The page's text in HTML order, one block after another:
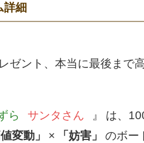
詳細
ゼント、本当に最後まで
ら サンタさん 』
は、
値変動」 × 「妨害」 のボー